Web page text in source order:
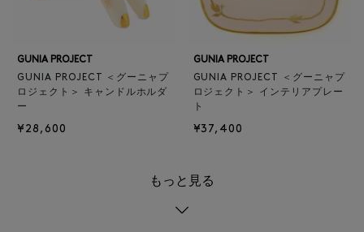
GUNIA PROJECT
GUNIA PROJECT ＜グーニャプ
ロジェクト＞ キャンドルホルダ
ー
¥28,600
GUNIA PROJECT
GUNIA PROJECT ＜グーニャプ
ロジェクト＞ インテリアプレー
ト
¥37,400
もっと見る